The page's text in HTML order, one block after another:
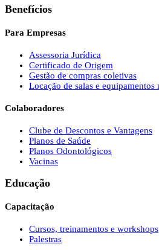
Benefícios
Para Empresas
Assessoria Jurídica
Certificado de Origem
Gestão de compras coletivas
Locação de salas e
Colaboradores
Clube de Descontos e Vantagens
Planos de Saúde
Planos Odontológicos
Vacinas
Educação
Capacitação
Cursos, treinamentos e workshops
Palestras